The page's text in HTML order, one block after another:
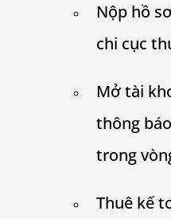
Nộp hồ
chi cục
Mở tài
thông
trong
Thuê kế